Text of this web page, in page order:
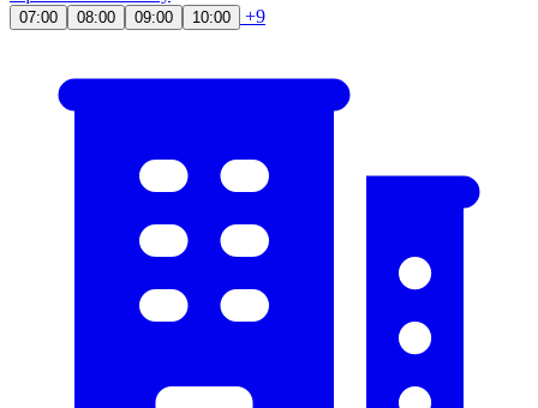
07:00 08:00 09:00 10:00 +9